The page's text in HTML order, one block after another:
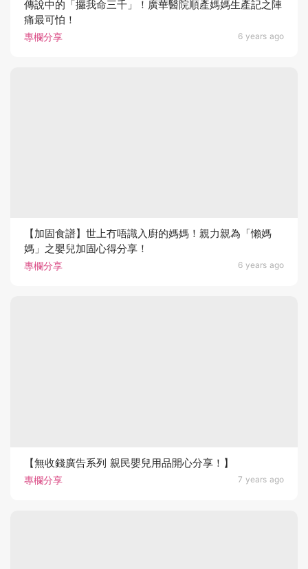
專欄分享 6 years ago
傳說中的「攞我命三千」！廣華醫院順產媽媽生產記之陣
痛最可怕！
專欄分享 6 years ago
【加固食譜】世上冇唔識入廚的媽媽！親力親為「懶媽
媽」之嬰兒加固心得分享！
專欄分享 7 years ago
【無收錢廣告系列 親民嬰兒用品開心分享！】